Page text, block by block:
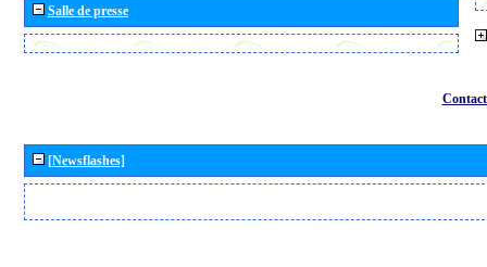
Salle de presse
[Newsflashes]